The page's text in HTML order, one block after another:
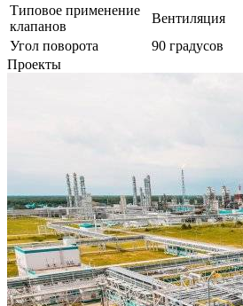
Типовое применение
клапанов
Вентиляция
Угол поворота
90 градусов
Проекты